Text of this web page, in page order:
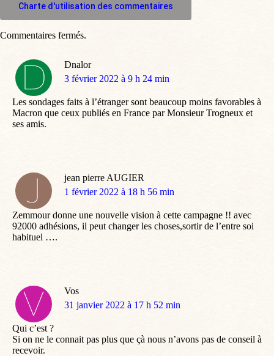
Charte d'utilisation des commentaires
Dnalor
dit
3 février 2022 à 9 h 24 min
Les sondages faits à l’étranger sont beaucoup moins favorables à
Macron que ceux publiés en France par Monsieur Trogneux et
ses amis.
jean pierre AUGIER
dit
1 février 2022 à 18 h 56 min
Zemmour donne une nouvelle vision à cette campagne !! avec
92000 adhésions, il peut changer les choses,sortir de l’entre soi
habituel ….
Vos
dit
31 janvier 2022 à 17 h 52 min
Qui c’est ?
Si on ne le connait pas plus que çà nous n’avons pas de conseil à
recevoir.
Commentaires fermés.